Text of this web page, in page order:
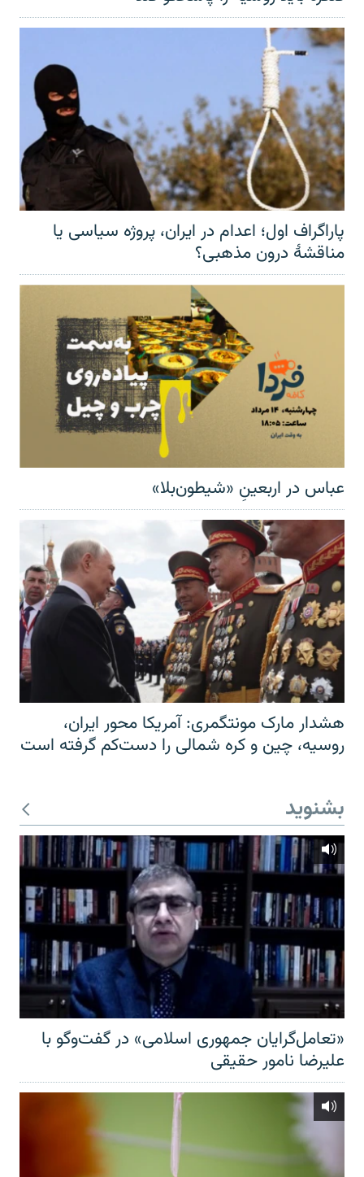
پاراگراف اول؛ اعدام در ایران، پروژه سیاسی یا
مناقشهٔ درون مذهبی؟
عباس در اربعینِ «شیطون‌بلا»
هشدار مارک مونتگمری: آمریکا محور ایران،
روسیه، چین و کره شمالی را دست‌کم گرفته است
بشنوید
«تعامل‌گرایان جمهوری اسلامی» در گفت‌وگو با
علیرضا نامور حقیقی